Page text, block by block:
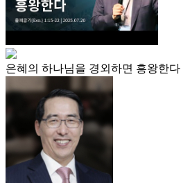
은혜의 하나님을 경외하면 흥왕한다